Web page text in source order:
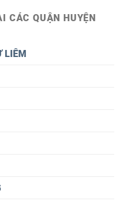
CÁC QUẬN HUYỆN
LIÊM